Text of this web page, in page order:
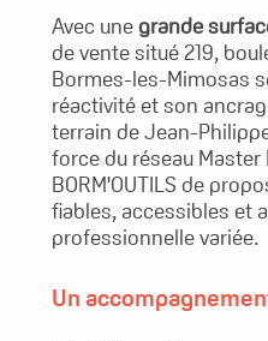
Avec une grande
de vente situé 219,
Bormes-les-Mimosas
réactivité et son
terrain de Jean-
force du réseau Master
BORM'OUTILS de
fiables, accessibles et
professionnelle variée.
Un